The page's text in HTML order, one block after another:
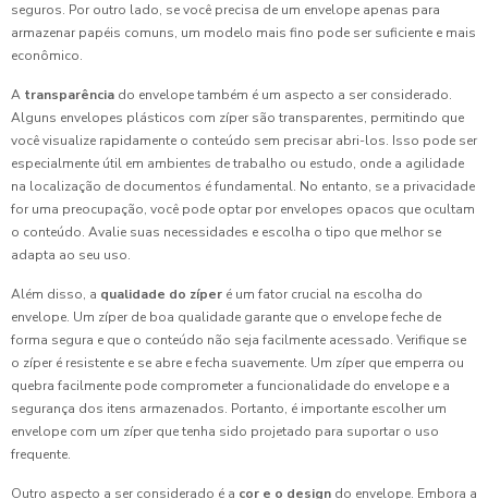
seguros. Por outro lado, se você precisa de um envelope apenas para
armazenar papéis comuns, um modelo mais fino pode ser suficiente e mais
econômico.
A transparência do envelope também é um aspecto a ser considerado.
Alguns envelopes plásticos com zíper são transparentes, permitindo que
você visualize rapidamente o conteúdo sem precisar abri-los. Isso pode ser
especialmente útil em ambientes de trabalho ou estudo, onde a agilidade
na localização de documentos é fundamental. No entanto, se a privacidade
for uma preocupação, você pode optar por envelopes opacos que ocultam
o conteúdo. Avalie suas necessidades e escolha o tipo que melhor se
adapta ao seu uso.
Além disso, a qualidade do zíper é um fator crucial na escolha do
envelope. Um zíper de boa qualidade garante que o envelope feche de
forma segura e que o conteúdo não seja facilmente acessado. Verifique se
o zíper é resistente e se abre e fecha suavemente. Um zíper que emperra ou
quebra facilmente pode comprometer a funcionalidade do envelope e a
segurança dos itens armazenados. Portanto, é importante escolher um
envelope com um zíper que tenha sido projetado para suportar o uso
frequente.
Outro aspecto a ser considerado é a cor e o design do envelope. Embora a